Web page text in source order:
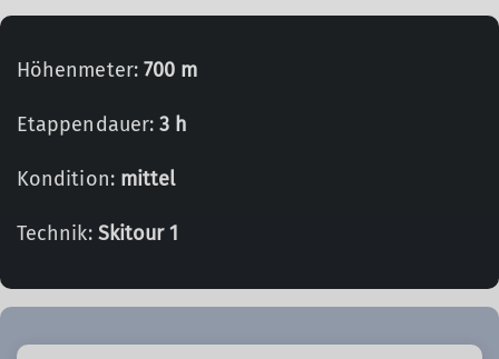
Höhenmeter: 700 m
Etappendauer:3 h
Kondition: mittel
Technik: Skitour 1